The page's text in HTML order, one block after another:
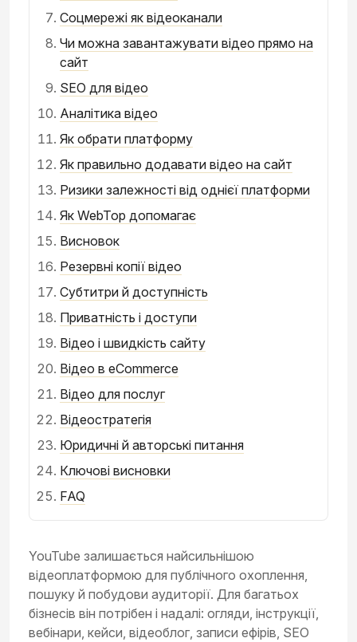
Соцмережі як відеоканали
Чи можна завантажувати відео прямо на
сайт
SEO для відео
Аналітика відео
Як обрати платформу
Як правильно додавати відео на сайт
Ризики залежності від однієї платформи
Як WebTop допомагає
Висновок
Резервні копії відео
Субтитри й доступність
Приватність і доступи
Відео і швидкість сайту
Відео в eCommerce
Відео для послуг
Відеостратегія
Юридичні й авторські питання
Ключові висновки
FAQ
YouTube залишається найсильнішою
відеоплатформою для публічного охоплення,
пошуку й побудови аудиторії. Для багатьох
бізнесів він потрібен і надалі: огляди, інструкції,
вебінари, кейси, відеоблог, записи ефірів, SEO